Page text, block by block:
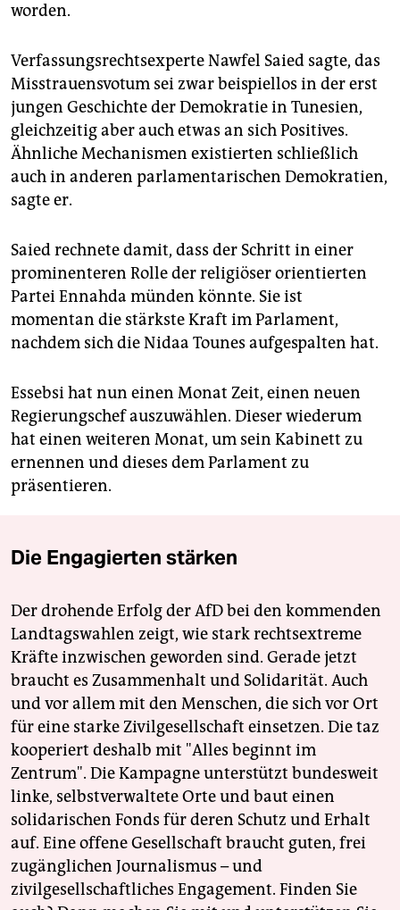
worden.
Verfassungsrechtsexperte Nawfel Saied sagte, das
Misstrauensvotum sei zwar beispiellos in der erst
jungen Geschichte der Demokratie in Tunesien,
gleichzeitig aber auch etwas an sich Positives.
Ähnliche Mechanismen existierten schließlich
auch in anderen parlamentarischen Demokratien,
sagte er.
Saied rechnete damit, dass der Schritt in einer
prominenteren Rolle der religiöser orientierten
Partei Ennahda münden könnte. Sie ist
momentan die stärkste Kraft im Parlament,
nachdem sich die Nidaa Tounes aufgespalten hat.
Essebsi hat nun einen Monat Zeit, einen neuen
Regierungschef auszuwählen. Dieser wiederum
hat einen weiteren Monat, um sein Kabinett zu
ernennen und dieses dem Parlament zu
präsentieren.
Die Engagierten stärken
Der drohende Erfolg der AfD bei den kommenden
Landtagswahlen zeigt, wie stark rechtsextreme
Kräfte inzwischen geworden sind. Gerade jetzt
braucht es Zusammenhalt und Solidarität. Auch
und vor allem mit den Menschen, die sich vor Ort
für eine starke Zivilgesellschaft einsetzen. Die taz
kooperiert deshalb mit "Alles beginnt im
Zentrum". Die Kampagne unterstützt bundesweit
linke, selbstverwaltete Orte und baut einen
solidarischen Fonds für deren Schutz und Erhalt
auf. Eine offene Gesellschaft braucht guten, frei
zugänglichen Journalismus – und
zivilgesellschaftliches Engagement. Finden Sie